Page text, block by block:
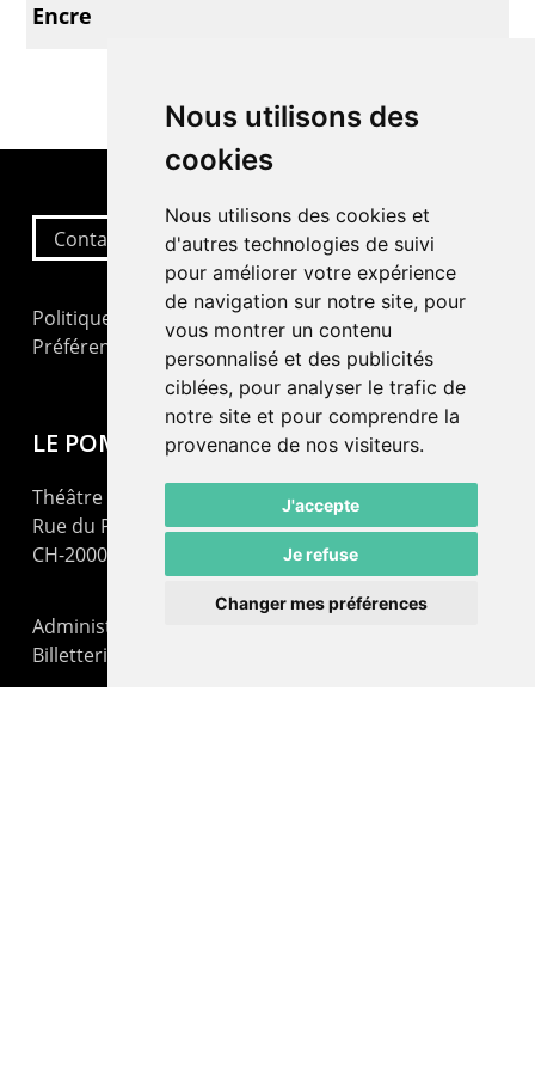
Nous utilisons des
cookies
Nous utilisons des cookies et
d'autres technologies de suivi
pour améliorer votre expérience
de navigation sur notre site, pour
vous montrer un contenu
personnalisé et des publicités
ciblées, pour analyser le trafic de
notre site et pour comprendre la
provenance de nos visiteurs.
J'accepte
Je refuse
Changer mes préférences
Encre
Contactez-nous
Politique de confidentialité
Préférences cookies
LE POMMIER
Théâtre – Centre Culturel Neuchâtelois
Rue du Pommier 9
CH-2000 Neuchâtel
Administration : +41 32 725 03 03
Billetterie : +41 32 725 05 05